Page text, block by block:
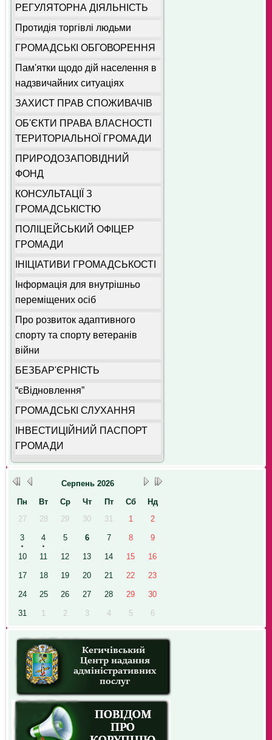
РЕГУЛЯТОРНА ДІЯЛЬНІСТЬ
Протидія торгівлі людьми
ГРОМАДСЬКІ ОБГОВОРЕННЯ
Пам'ятки щодо дій населення в
надзвичайних ситуаціях
ЗАХИСТ ПРАВ СПОЖИВАЧІВ
ОБ'ЄКТИ ПРАВА ВЛАСНОСТІ
ТЕРИТОРІАЛЬНОЇ ГРОМАДИ
ПРИРОДОЗАПОВІДНИЙ
ФОНД
КОНСУЛЬТАЦІЇ З
ГРОМАДСЬКІСТЮ
ПОЛІЦЕЙСЬКИЙ ОФІЦЕР
ГРОМАДИ
ІНІЦІАТИВИ ГРОМАДСЬКОСТІ
Інформація для внутрішньо
переміщених осіб
Про розвиток адаптивного
спорту та спорту ветеранів
війни
БЕЗБАР'ЄРНІСТЬ
“єВідновлення”
ГРОМАДСЬКІ СЛУХАННЯ
ІНВЕСТИЦІЙНИЙ ПАСПОРТ
ГРОМАДИ
Серпень 2026
Пн
Вт Ср Чт Пт Сб
Нд
27
28 29 30 31 1 2
3 4 5 6 7 8 9
10 11 12 13 14 15 16
17 18 19 20 21 22 23
24 25 26 27 28 29 30
31 1 2 3 4 5 6